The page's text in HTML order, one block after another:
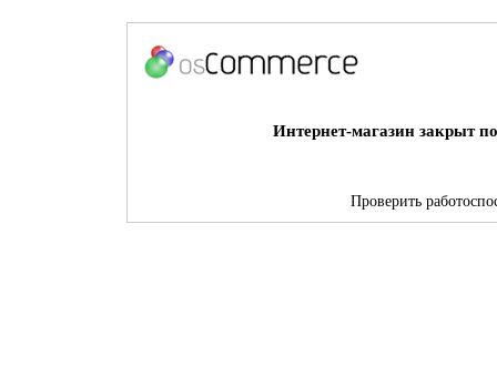
Интернет-магазин закрыт
Проверить